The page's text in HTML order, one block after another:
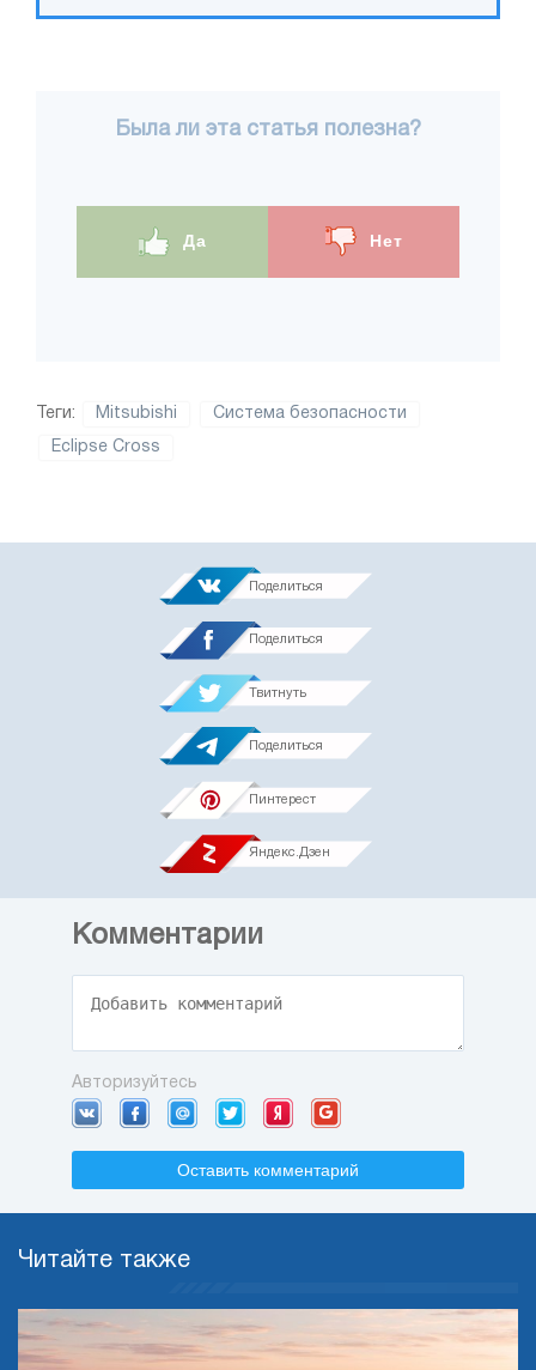
Была ли эта статья полезна?
Да Нет
Теги: Mitsubishi Система безопасности
Eclipse Cross
Поделиться
Поделиться
Твитнуть
Поделиться
Пинтерест
Яндекс.Дзен
Комментарии
Авторизуйтесь
Оставить комментарий
Читайте также